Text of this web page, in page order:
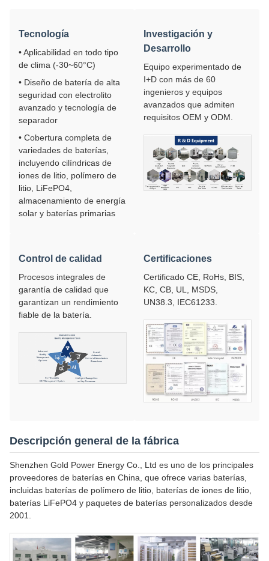
Tecnología
• Aplicabilidad en todo tipo
de clima (-30~60°C)
• Diseño de batería de alta
seguridad con electrolito
avanzado y tecnología de
separador
• Cobertura completa de
variedades de baterías,
incluyendo cilíndricas de
iones de litio, polímero de
litio, LiFePO4,
almacenamiento de energía
solar y baterías primarias
Investigación y
Desarrollo
Equipo experimentado de
I+D con más de 60
ingenieros y equipos
avanzados que admiten
requisitos OEM y ODM.
Control de calidad
Procesos integrales de
garantía de calidad que
garantizan un rendimiento
fiable de la batería.
Certificaciones
Certificado CE, RoHs, BIS,
KC, CB, UL, MSDS,
UN38.3, IEC61233.
Descripción general de la fábrica
Shenzhen Gold Power Energy Co., Ltd es uno de los principales
proveedores de baterías en China, que ofrece varias baterías,
incluidas baterías de polímero de litio, baterías de iones de litio,
baterías LiFePO4 y paquetes de baterías personalizados desde
2001.